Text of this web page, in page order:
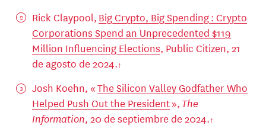
Rick Claypool, Big Crypto, Big Spending : Crypto
Corporations Spend an Unprecedented $119
Million Influencing Elections, Public Citizen, 21
de agosto de 2024.
Josh Koehn, «The Silicon Valley Godfather Who
Helped Push Out the President», The
Information, 20 de septiembre de 2024.